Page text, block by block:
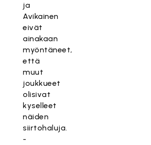
ja
Avikainen
eivät
ainakaan
myöntäneet,
että
muut
joukkueet
olisivat
kyselleet
näiden
siirtohaluja.
-